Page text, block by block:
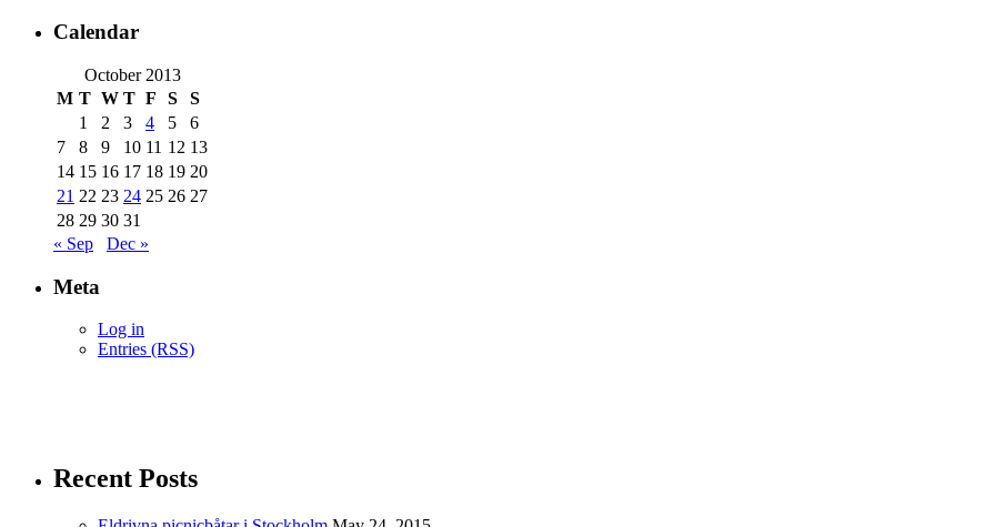
Calendar
October 2013
M T W T F S
S
1
2 3 4 5
6
7
8 9 10 11 12 13
14 15 16 17 18 19 20
21 22 23 24 25 26 27
28 29 30 31
« Sep
Dec »
Meta
Log in
Entries (RSS)
Recent Posts